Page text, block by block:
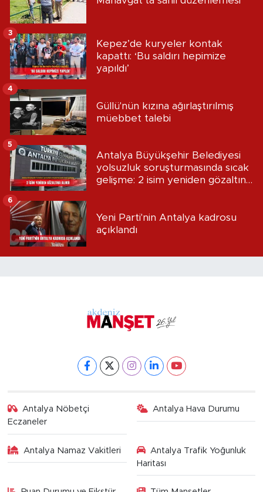
Kepez’de kuryeler kontak
kapattı: ‘Bu saldırı hepimize
yapıldı’
3
Güllü'nün kızına ağırlaştırılmış
müebbet talebi
4
Antalya Büyükşehir Belediyesi
yolsuzluk soruşturmasında sıcak
gelişme: 2 isim yeniden gözaltına
5
Yeni Parti'nin Antalya kadrosu
açıklandı
6
Antalya Nöbetçi
Eczaneler
Antalya Hava Durumu
Antalya Namaz Vakitleri
Antalya Trafik Yoğunluk
Haritası